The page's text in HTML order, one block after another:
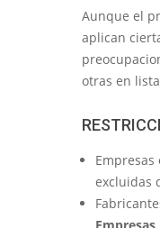
Aunque el
aplican
otras en
Empresas
excluidas